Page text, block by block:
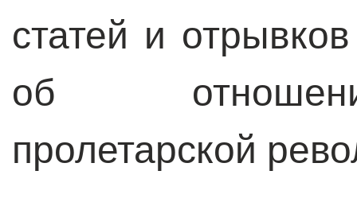
статей и
об
пролетарской